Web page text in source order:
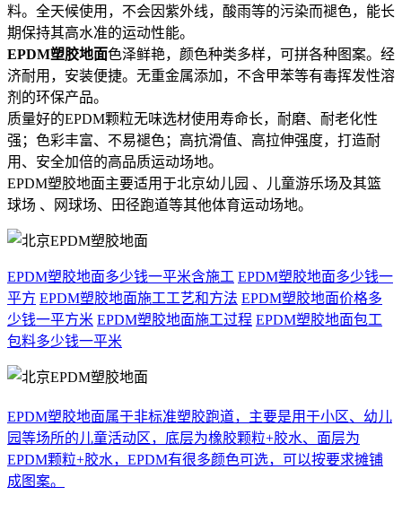
料。全天候使用，不会因紫外线，酸雨等的污染而褪色，能长
期保持其高水准的运动性能。
EPDM塑胶地面色泽鲜艳，颜色种类多样，可拼各种图案。经
济耐用，安装便捷。无重金属添加，不含甲苯等有毒挥发性溶
剂的环保产品。
质量好的EPDM颗粒无味选材使用寿命长，耐磨、耐老化性
强；色彩丰富、不易褪色；高抗滑值、高拉伸强度，打造耐
用、安全加倍的高品质运动场地。
EPDM塑胶地面主要适用于北京幼儿园 、儿童游乐场及其篮
球场 、网球场、田径跑道等其他体育运动场地。
EPDM塑胶地面多少钱一平米含施工 EPDM塑胶地面多少钱一
平方 EPDM塑胶地面施工工艺和方法 EPDM塑胶地面价格多
少钱一平方米 EPDM塑胶地面施工过程 EPDM塑胶地面包工
包料多少钱一平米
EPDM塑胶地面属于非标准塑胶跑道，主要是用于小区、幼儿
园等场所的儿童活动区，底层为橡胶颗粒+胶水、面层为
EPDM颗粒+胶水，EPDM有很多颜色可选，可以按要求摊铺
成图案。